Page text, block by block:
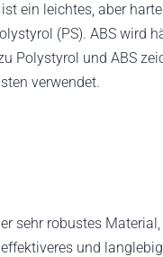
ein leichtes, aber
(PS). ABS wird
Polystyrol und ABS
verwendet.
sehr robustes
und